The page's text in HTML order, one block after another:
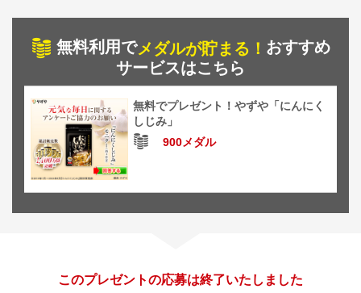
無料利用でメダルが貯まる！ おすすめ
サービスはこちら
無料でプレゼント！やずや「にんにく
しじみ」
900メダル
このプレゼントの応募は終了いたしました